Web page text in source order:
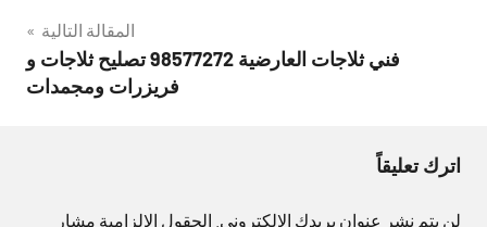
المقالة التالية
فني ثلاجات العارضية 98577272 تصليح ثلاجات و
فريزرات ومجمدات
اترك تعليقاً
لن يتم نشر عنوان بريدك الإلكتروني. الحقول الإلزامية مشار